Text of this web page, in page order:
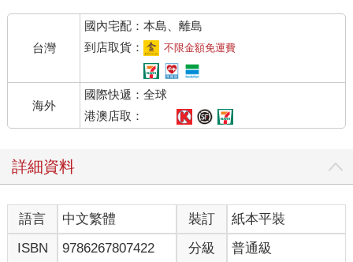
到別人在看我，我就沒辦法看著對方」、「我只要坐在教室裡就
會焦慮發作」、「我好希望自己能隱形」。有些學生請我幫忙約
學校輔導中心的諮商，結果卻焦慮到無法赴約。由於相同情況一
再發生，我不得不問：為什麼大學生的焦慮愈來愈嚴重？還有：
哲學能幫上忙嗎？
像伊娃這樣的學生確實有理由焦慮。她主修哲學，她主修哲學，
臉上總掛著若有似無的微笑，彷彿隨時都快冒出一個絕妙點子。
一直是真實存在的威脅；而奧斯汀位於我任教的大河谷分校北
方，車程約五小時。那是美國校園發生的首起大規模槍擊案，伊
娃當時都還沒出生。接下來五十年，美國又發生了八起校園槍擊
案。伊娃十歲那年，我們一覺醒來，迎面而來的是房市危機與股
市崩盤；相關消息徹底打亂了大人與孩子的生活。伊娃十七歲
時，川普當選總統。步入成年之際的她，不論政治立場如何，都
台灣
國內宅配：本島、離島
到店取貨：
不限金額免運費
海外
國際快遞：全球
港澳店取：
詳細資料
語言 中文繁體 裝訂
紙本平裝
ISBN
9786267807422 分級 普通級